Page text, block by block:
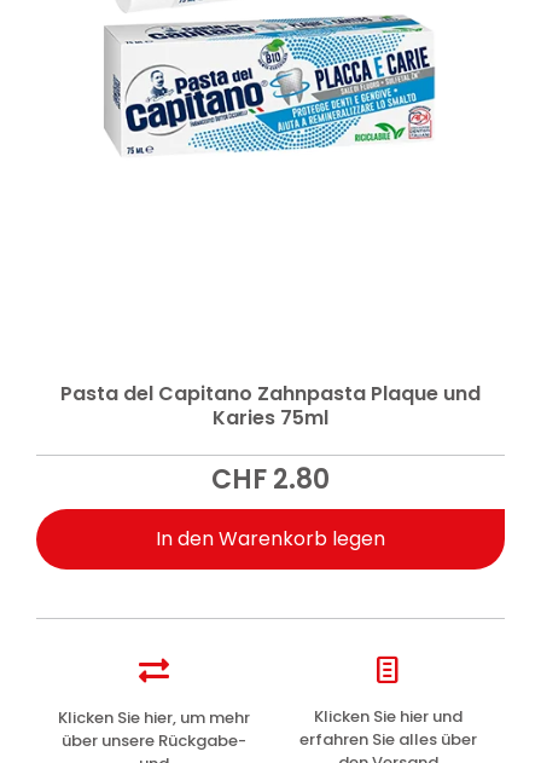
Pasta del Capitano Zahnpasta Plaque und
Karies 75ml
CHF2.80
In den Warenkorb legen
Klicken Sie hier, um mehr
über unsere Rückgabe-
Klicken Sie hier und
erfahren Sie alles über